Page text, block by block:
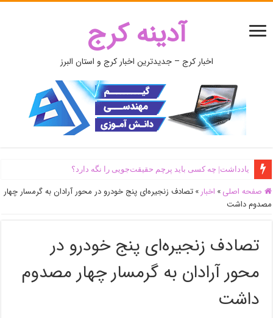
آدینه کرج
اخبار کرج – جدیدترین اخبار کرج و استان البرز
یادداشت| ‌چه کسی باید پرچم حقیقت‌جویی را نگه دارد؟
صفحه اصلی » اخبار » تصادف زنجیره‌ای پنج خودرو در محور آرادان به گرمسار چهار
مصدوم داشت
تصادف زنجیره‌ای پنج خودرو در
محور آرادان به گرمسار چهار مصدوم
داشت